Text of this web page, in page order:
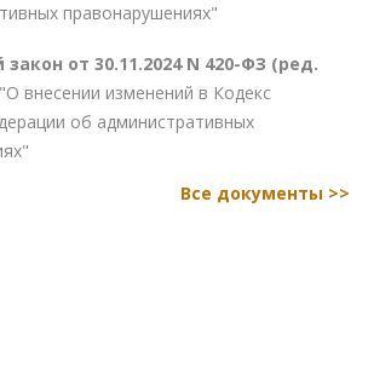
правонарушениях"
от 30.11.2024 N 420-ФЗ (ред.
"О внесении изменений в Кодекс
об административных
Все документы >>